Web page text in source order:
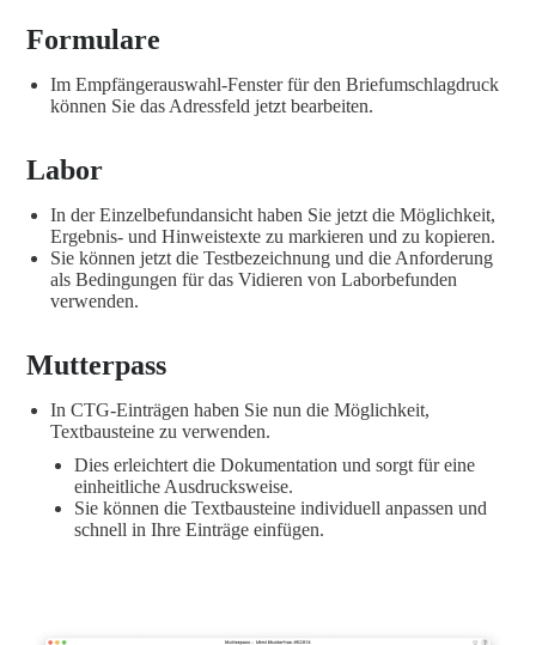
Formulare
Im Empfängerauswahl-Fenster für den Briefumschlagdruck
können Sie das Adressfeld jetzt bearbeiten.
Labor
In der Einzelbefundansicht haben Sie jetzt die Möglichkeit,
Ergebnis- und Hinweistexte zu markieren und zu kopieren.
Sie können jetzt die Testbezeichnung und die Anforderung
als Bedingungen für das Vidieren von Laborbefunden
verwenden.
Mutterpass
In CTG-Einträgen haben Sie nun die Möglichkeit,
Textbausteine zu verwenden.
Dies erleichtert die Dokumentation und sorgt für eine
einheitliche Ausdrucksweise.
Sie können die Textbausteine individuell anpassen und
schnell in Ihre Einträge einfügen.